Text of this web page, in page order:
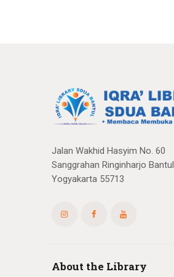
Jalan Wakhid Hasyim No. 60
Sanggrahan Ringinharjo Bantul
Yogyakarta 55713
About the Library